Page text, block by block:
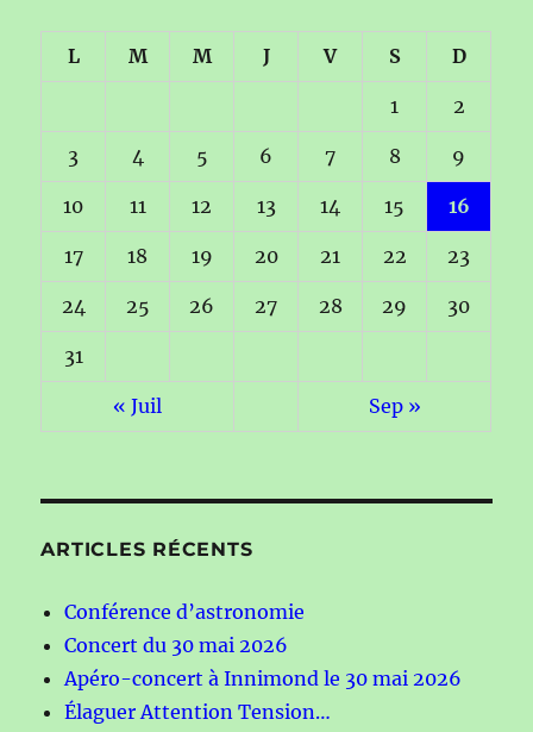
L M M J V S D
1 2
3 4 5 6 7 8 9
10 11 12 13 14 15 16
17 18 19 20 21 22 23
24 25 26 27 28 29 30
31
« Juil Sep »
ARTICLES RÉCENTS
Conférence d’astronomie
Concert du 30 mai 2026
Apéro-concert à Innimond le 30 mai 2026
Élaguer Attention Tension…